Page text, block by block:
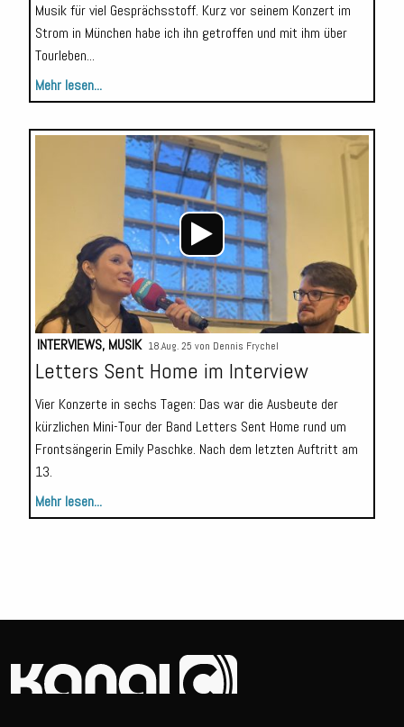
Musik für viel Gesprächsstoff. Kurz vor seinem Konzert im
Strom in München habe ich ihn getroffen und mit ihm über
Tourleben...
Mehr lesen...
Audio-
INTERVIEWS, MUSIK 18.Aug. 25 von Dennis Frychel
Letters Sent Home im Interview
Vier Konzerte in sechs Tagen: Das war die Ausbeute der
kürzlichen Mini-Tour der Band Letters Sent Home rund um
Frontsängerin Emily Paschke. Nach dem letzten Auftritt am
13.
Mehr lesen...